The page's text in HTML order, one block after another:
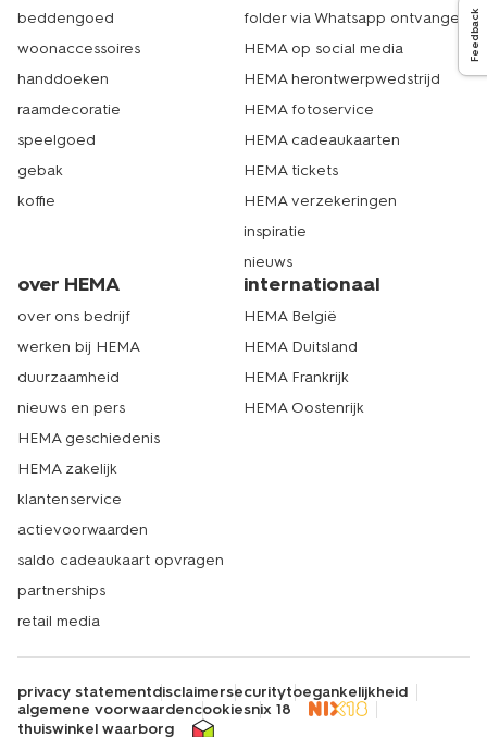
Feedback
beddengoed
woonaccessoires
handdoeken
raamdecoratie
speelgoed
gebak
koffie
folder via Whatsapp ontvangen
HEMA op social media
HEMA herontwerpwedstrijd
HEMA fotoservice
HEMA cadeaukaarten
HEMA tickets
HEMA verzekeringen
inspiratie
nieuws
over HEMA
over ons bedrijf
werken bij HEMA
duurzaamheid
nieuws en pers
HEMA geschiedenis
HEMA zakelijk
klantenservice
actievoorwaarden
saldo cadeaukaart opvragen
partnerships
retail media
internationaal
HEMA België
HEMA Duitsland
HEMA Frankrijk
HEMA Oostenrijk
privacy statementdisclaimersecuritytoegankelijkheid
algemene voorwaardencookiesnix 18
thuiswinkel waarborg